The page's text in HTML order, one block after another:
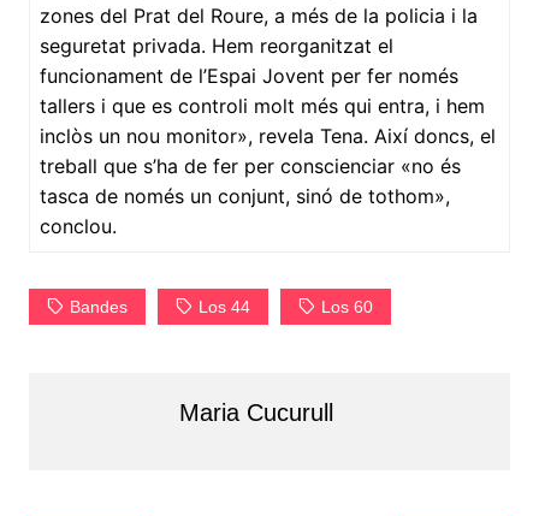
zones del Prat del Roure, a més de la policia i la
seguretat privada. Hem reorganitzat el
funcionament de l’Espai Jovent per fer només
tallers i que es controli molt més qui entra, i hem
inclòs un nou monitor», revela Tena. Així doncs, el
treball que s’ha de fer per conscienciar «no és
tasca de només un conjunt, sinó de tothom»,
conclou.
Bandes Los 44 Los 60
Maria Cucurull